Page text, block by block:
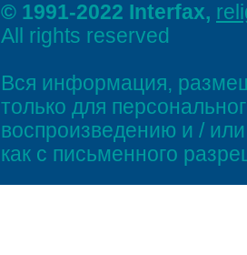
© 1991-2022 Interfax,
All rights reserved
Вся информация,
только для
воспроизведению и /
как с письменного